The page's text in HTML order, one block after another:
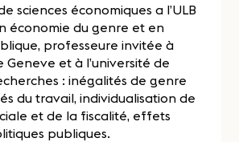
sciences économiques a l’ULB
économie du genre et en
professeure invitée à
Geneve et à l’université de
: inégalités de genre
du travail, individualisation de
et de la fiscalité, effets
publiques.